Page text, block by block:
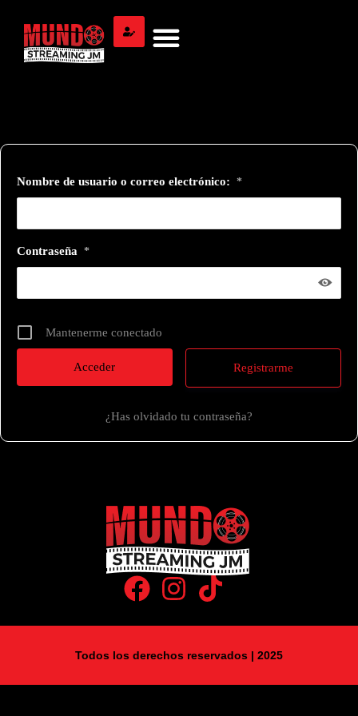
Nombre de usuario o correo electrónico: *
Contraseña *
Mantenerme conectado
Registrarme
¿Has olvidado tu contraseña?
Todos los derechos reservados | 2025